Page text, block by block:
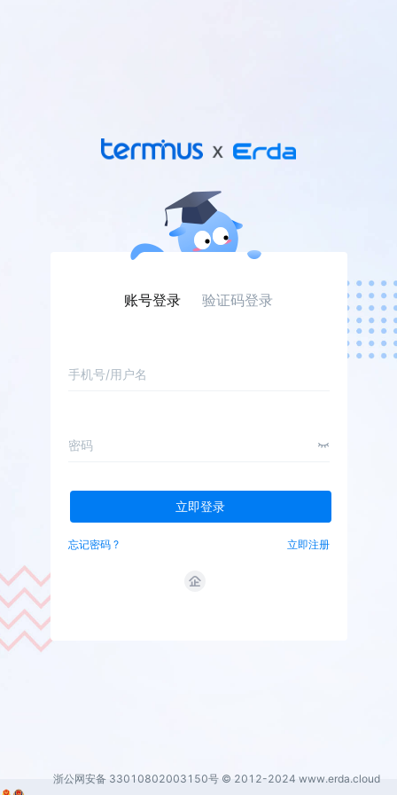
账号登录 验证码登录
手机号/用户名
密码
立即登录
忘记密码 ? 立即注册
浙公网安备 33010802003150号© 2012-2024 www.erda.cloud